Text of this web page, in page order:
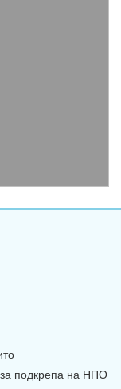
подкрепа на НПО